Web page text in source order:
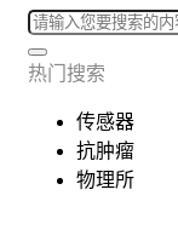
热门搜索
传感器
抗肿瘤
物理所